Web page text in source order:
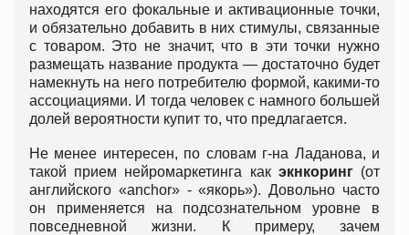
находятся его фокальные и активационные точки,
и обязательно добавить в них стимулы, связанные
с товаром. Это не значит, что в эти точки нужно
размещать название продукта — достаточно будет
намекнуть на него потребителю формой, какими-то
ассоциациями. И тогда человек с намного большей
долей вероятности купит то, что предлагается.
Не менее интересен, по словам г-на Ладанова, и
такой прием нейромаркетинга как экнкоринг(от
английского «anchor» - «якорь»). Довольно часто
он применяется на подсознательном уровне в
повседневной жизни. К примеру, зачем